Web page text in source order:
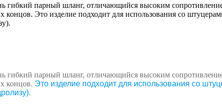
парный шланг, отличающийся высоким
Это изделие подходит для использования со
парный шланг, отличающийся высоким
концов. Это изделие подходит для использования со